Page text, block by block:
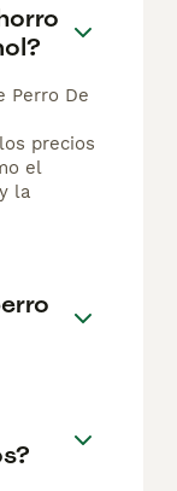
Perro De
precios
el
la